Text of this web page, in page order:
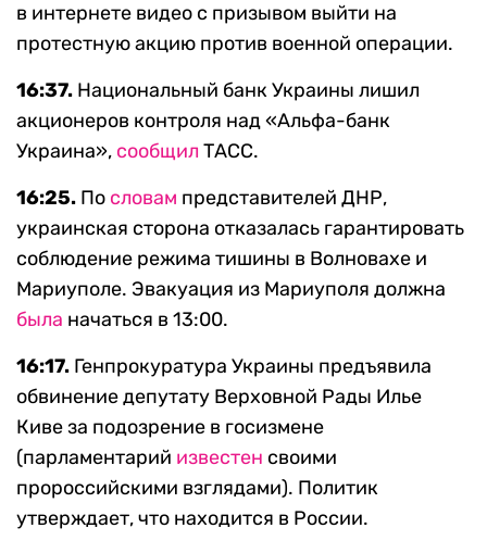
в интернете видео с призывом выйти на
протестную акцию против военной операции.
16:37. Национальный банк Украины лишил
акционеров контроля над «Альфа-банк
Украина», сообщил ТАСС.
16:25. По словам представителей ДНР,
украинская сторона отказалась гарантировать
соблюдение режима тишины в Волновахе и
Мариуполе. Эвакуация из Мариуполя должна
была начаться в 13:00.
16:17. Генпрокуратура Украины предъявила
обвинение депутату Верховной Рады Илье
Киве за подозрение в госизмене
(парламентарий известен своими
пророссийскими взглядами). Политик
утверждает, что находится в России.